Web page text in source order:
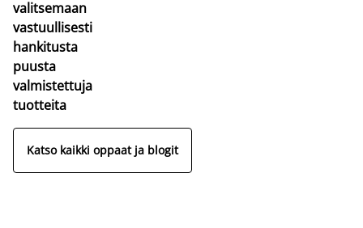
valitsemaan
vastuullisesti
hankitusta
puusta
valmistettuja
tuotteita
Katso kaikki oppaat ja blogit